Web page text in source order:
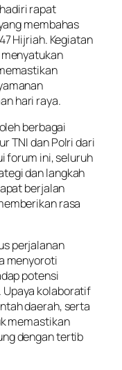
rapat
membahas
Hijriah. Kegiatan
hari raya.
berbagai
TNI dan Polri dari
forum ini, seluruh
dan langkah
berjalan
rasa
perjalanan
menyoroti
potensi
Upaya kolaboratif
daerah, serta
memastikan
dengan tertib